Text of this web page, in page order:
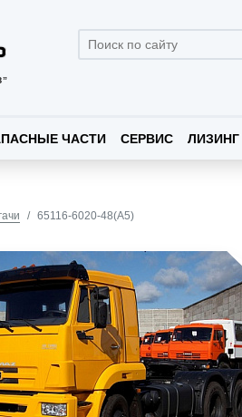
ЧАСТИ СЕРВИС ЛИЗИНГ
65116-6020-48(A5)